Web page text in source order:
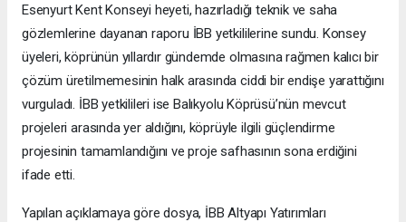
Esenyurt Kent Konseyi heyeti, hazırladığı teknik ve saha
gözlemlerine dayanan raporu İBB yetkililerine sundu. Konsey
üyeleri, köprünün yıllardır gündemde olmasına rağmen kalıcı bir
çözüm üretilmemesinin halk arasında ciddi bir endişe yarattığını
vurguladı. İBB yetkilileri ise Balıkyolu Köprüsü’nün mevcut
projeleri arasında yer aldığını, köprüyle ilgili güçlendirme
projesinin tamamlandığını ve proje safhasının sona erdiğini
ifade etti.
Yapılan açıklamaya göre dosya, İBB Altyapı Yatırımları